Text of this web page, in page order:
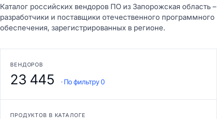
Каталог российских вендоров ПО из Запорожская область –
разработчики и поставщики отечественного программного
обеспечения, зарегистрированных в регионе.
ВЕНДОРОВ
23 445 · По фильтру 0
ПРОДУКТОВ В КАТАЛОГЕ